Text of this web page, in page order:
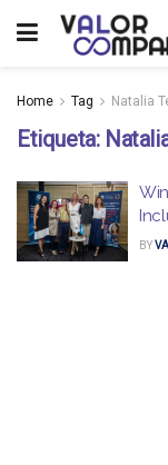
Home Tag Natalia
Etiqueta:
BY